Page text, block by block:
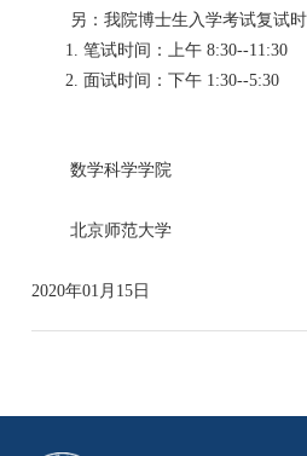
另：我院博士生入学考试复试
1. 笔试时间：上午 8:30--11:30
2. 面试时间：下午 1:30--5:30
数学科学学院
北京师范大学
2020年01月15日